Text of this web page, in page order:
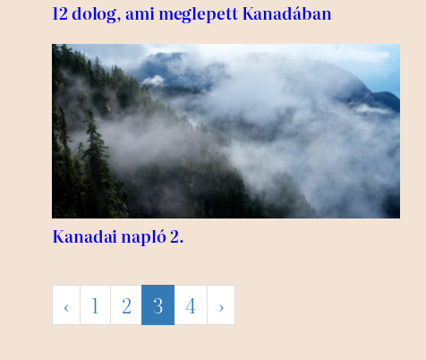
12 dolog, ami meglepett Kanadában
Kanadai napló 2.
‹ 1 2 3 4 ›